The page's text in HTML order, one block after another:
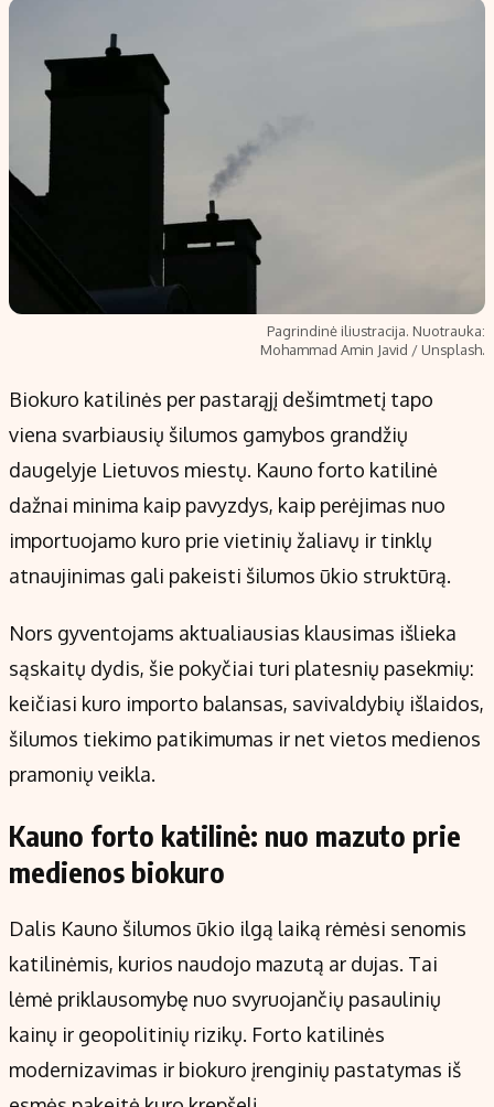
Pagrindinė iliustracija. Nuotrauka:
Mohammad Amin Javid / Unsplash.
Biokuro katilinės per pastarąjį dešimtmetį tapo
viena svarbiausių šilumos gamybos grandžių
daugelyje Lietuvos miestų. Kauno forto katilinė
dažnai minima kaip pavyzdys, kaip perėjimas nuo
importuojamo kuro prie vietinių žaliavų ir tinklų
atnaujinimas gali pakeisti šilumos ūkio struktūrą.
Nors gyventojams aktualiausias klausimas išlieka
sąskaitų dydis, šie pokyčiai turi platesnių pasekmių:
keičiasi kuro importo balansas, savivaldybių išlaidos,
šilumos tiekimo patikimumas ir net vietos medienos
pramonių veikla.
Kauno forto katilinė: nuo mazuto prie
medienos biokuro
Dalis Kauno šilumos ūkio ilgą laiką rėmėsi senomis
katilinėmis, kurios naudojo mazutą ar dujas. Tai
lėmė priklausomybę nuo svyruojančių pasaulinių
kainų ir geopolitinių rizikų. Forto katilinės
modernizavimas ir biokuro įrenginių pastatymas iš